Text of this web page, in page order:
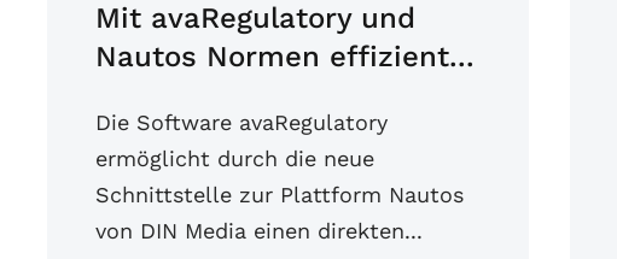
Mit avaRegulatory und
Nautos Normen effizient...
Die Software avaRegulatory
ermöglicht durch die neue
Schnittstelle zur Plattform Nautos
von DIN Media einen direkten...